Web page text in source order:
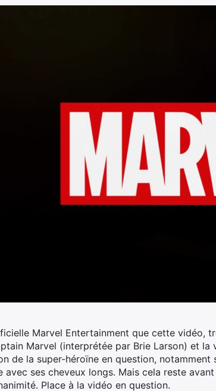
Marvel Entertainment que cette vidéo,
Marvel (interprétée par Brie Larson) et la
de la super-héroïne en question,
avec ses cheveux longs. Mais cela reste
Place à la vidéo en question.